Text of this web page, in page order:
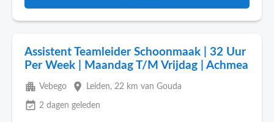
Assistent Teamleider Schoonmaak | 32 Uur
Per Week | Maandag T/M Vrijdag | Achmea
apartment Vebego place Leiden, 22 km van Gouda
event_available 2 dagen geleden